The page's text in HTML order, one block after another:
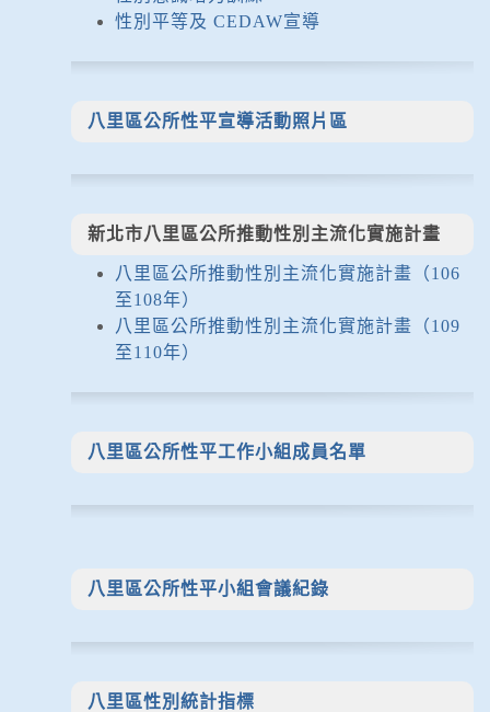
性別平等及 CEDAW宣導
八里區公所性平宣導活動照片區
新北市八里區公所推動性別主流化實施計畫
八里區公所推動性別主流化實施計畫（106
至108年）
八里區公所推動性別主流化實施計畫（109
至110年）
八里區公所性平工作小組成員名單
八里區公所性平小組會議紀錄
八里區性別統計指標